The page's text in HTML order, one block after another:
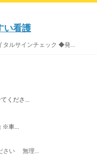
い看護
ルサインチェック ◆発...
くださ...
車...
さい 無理...